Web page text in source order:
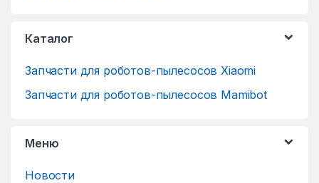
Каталог
Запчасти для роботов-пылесосов Xiaomi
Запчасти для роботов-пылесосов Mamibot
Меню
Новости